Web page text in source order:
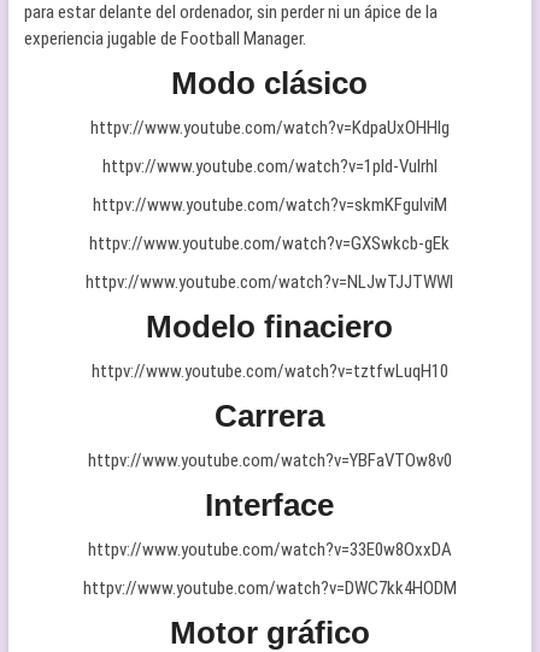
para estar delante del ordenador, sin perder ni un ápice de la
experiencia jugable de Football Manager.
Modo clásico
httpv://www.youtube.com/watch?v=KdpaUxOHHIg
httpv://www.youtube.com/watch?v=1pld-VuIrhI
httpv://www.youtube.com/watch?v=skmKFgulviM
httpv://www.youtube.com/watch?v=GXSwkcb-gEk
httpv://www.youtube.com/watch?v=NLJwTJJTWWI
Modelo finaciero
httpv://www.youtube.com/watch?v=tztfwLuqH10
Carrera
httpv://www.youtube.com/watch?v=YBFaVTOw8v0
Interface
httpv://www.youtube.com/watch?v=33E0w8OxxDA
httpv://www.youtube.com/watch?v=DWC7kk4HODM
Motor gráfico